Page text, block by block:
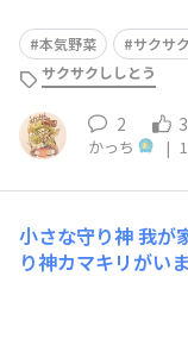
本気野菜 サクサ
サクサクししとう
2
かっち |
小さな守り神我が
り神カマキリがい